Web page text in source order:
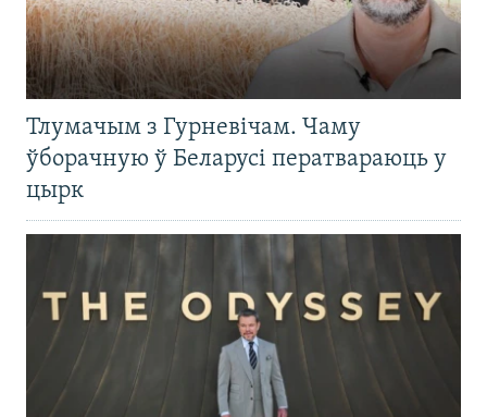
Тлумачым з Гурневічам. Чаму
ўборачную ў Беларусі ператвараюць у
цырк